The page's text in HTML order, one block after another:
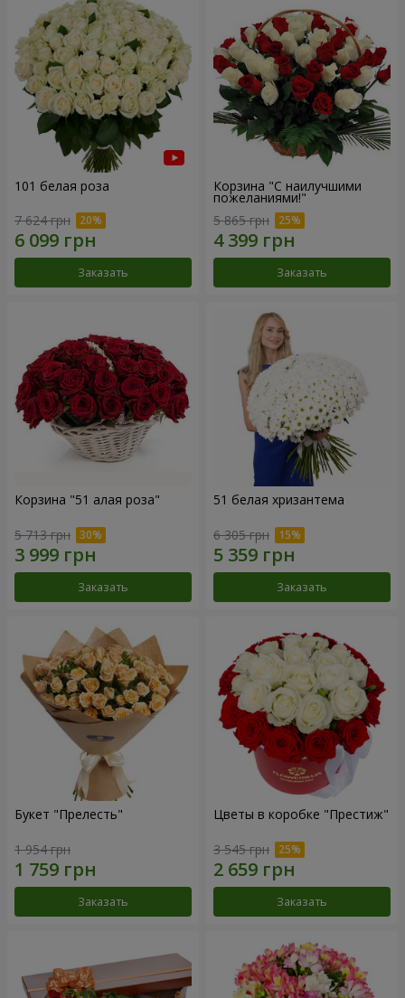
101 белая роза
7 624 грн
Заказать
Корзина "С наилучшими
пожеланиями!"
5 865 грн
Заказать
Корзина "51 алая роза"
5 713 грн
Заказать
51 белая хризантема
6 305 грн
Заказать
Букет "Прелесть"
1 954 грн
Заказать
Цветы в коробке "Престиж"
3 545 грн
Заказать